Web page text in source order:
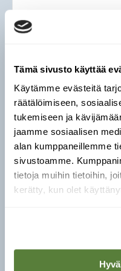
Tämä sivusto käyttää
Käytämme evästeitä
räätälöimiseen,
tukemiseen ja
jaamme sosiaalisen
alan kumppaneillemme
sivustoamme.
tietoja muihin tietoihin,
kerätty, kun olet
vihertävän ruskeita,
kukinto veden
Koko:50–250 cm.
Kasvupaikka:
vesistöissä sekä
Kuva: Erkki